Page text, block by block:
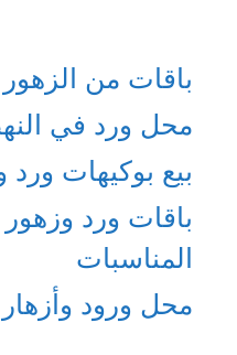
باقات من الزهور
محل ورد في
بيع بوكيهات ورد
باقات ورد
المناسبات
محل ورود